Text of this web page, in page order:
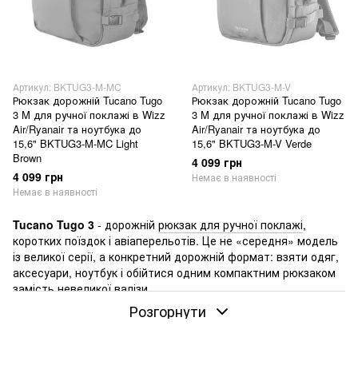
Артикул: BKTUG3-M-MC
Рюкзак дорожній Tucano Tugo
3 M для ручної поклажі в Wizz
Air/Ryanair та ноутбука до
15,6" BKTUG3-M-MC Light
Brown
4 099 грн
Немає в наявності
Артикул: BKTUG3-M-V
Рюкзак дорожній Tucano Tugo
3 M для ручної поклажі в Wizz
Air/Ryanair та ноутбука до
15,6" BKTUG3-M-V Verde
4 099 грн
Немає в наявності
Tucano Tugo 3 - дорожній рюкзак для ручної поклажі,
коротких поїздок і авіаперельотів. Це не «середня» модель
із великої серії, а конкретний дорожній формат: взяти одяг,
аксесуари, ноутбук і обійтися одним компактним рюкзаком
замість невеликоївалізи.
- італійський бренд, заснований у Мілані в 1985 році.
Розгорнути